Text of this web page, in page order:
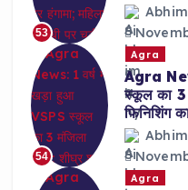
53
54
Agra
Agra
स्कूल का 3
फिनिशिंग
Agra